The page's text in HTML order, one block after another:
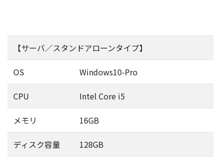
【サーバ／スタンドアローンタイプ】
OS Windows10-Pro
CPU Intel Core i5
メモリ 16GB
ディスク容量 128GB